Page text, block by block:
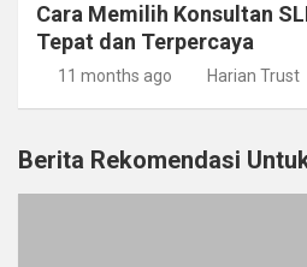
Cara Memilih Konsultan
Tepat dan Terpercaya
11 months ago Harian Trust
Berita Rekomendasi